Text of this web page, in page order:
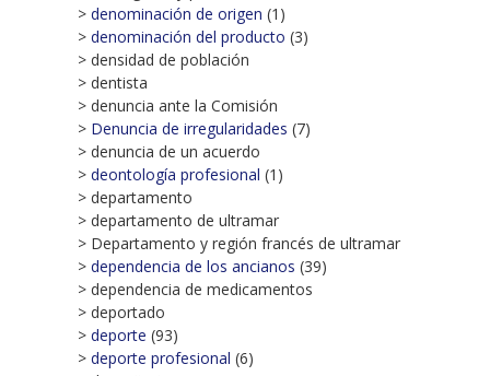
> denominación de origen (1)
> denominación del producto (3)
> densidad de población
> dentista
> denuncia ante la Comisión
> Denuncia de irregularidades (7)
> denuncia de un acuerdo
> deontología profesional (1)
> departamento
> departamento de ultramar
> Departamento y región francés de ultramar
> dependencia de los ancianos (39)
> dependencia de medicamentos
> deportado
> deporte (93)
> deporte profesional (6)